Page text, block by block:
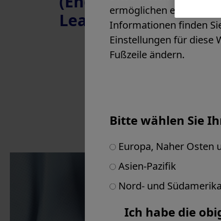
Slowenien
Spanien
Vereinigtes Königreich & Irland
Andere Länder in Europa
Learning Module
Products &
ermöglichen es,
Informationen finden
Einstellungen für diese
Fußzeile ändern.
Bitte wählen Sie
Europa, Naher Osten
Asien-Pazifik
Nord- und Südamerika
Ich habe die